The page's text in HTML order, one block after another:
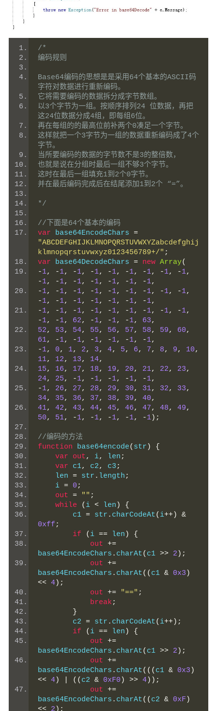
/*
编码规则
Base64编码的思想是是采用64个基本的ASCII码
字符对数据进行重新编码。
它将需要编码的数据拆分成字节数组。
以3个字节为一组。按顺序排列24 位数据，再把
这24位数据分成4组，即每组6位。
再在每组的的最高位前补两个0凑足一个字节。
这样就把一个3字节为一组的数据重新编码成了4个
字节。
当所要编码的数据的字节数不是3的整倍数，
也就是说在分组时最后一组不够3个字节。
这时在最后一组填充1到2个0字节。
并在最后编码完成后在结尾添加1到2个 “=”。
*/
//下面是64个基本的编码
var base64EncodeChars =
"ABCDEFGHIJKLMNOPQRSTUVWXYZabcdefghij
klmnopqrstuvwxyz0123456789+/" ;
var base64DecodeChars = new Array(
-1, -1, -1, -1, -1, -1, -1, -1, -1,
-1, -1, -1, -1, -1, -1, -1,
-1, -1, -1, -1, -1, -1, -1, -1, -1,
-1, -1, -1, -1, -1, -1, -1,
-1, -1, -1, -1, -1, -1, -1, -1, -1,
-1, -1, 62, -1, -1, -1, 63,
52, 53, 54, 55, 56, 57, 58, 59, 60,
61, -1, -1, -1, -1, -1, -1,
-1, 0, 1, 2, 3, 4, 5, 6, 7, 8, 9, 10,
11, 12, 13, 14,
15, 16, 17, 18, 19, 20, 21, 22, 23,
24, 25, -1, -1, -1, -1, -1,
-1, 26, 27, 28, 29, 30, 31, 32, 33,
34, 35, 36, 37, 38, 39, 40,
41, 42, 43, 44, 45, 46, 47, 48, 49,
50, 51, -1, -1, -1, -1, -1);
//编码的方法
function base64encode( str )
{
var
out, i, len;
var c1, c2, c3;
    len
= str . length;
    i
= 0;
out = "" ;
while
( i < len )
{
        c1
= str . charCodeAt( i++)
&
0xff;
if
( i == len )
{
out +=
base64EncodeChars . charAt( c1 >> 2 );
out +=
base64EncodeChars . charAt(( c1 & 0x3 )
<< 4);
out += "==" ;
break;
}
        c2
= str . charCodeAt( i++);
if
( i == len )
{
out +=
base64EncodeChars . charAt( c1 >> 2 );
out +=
base64EncodeChars . charAt((( c1 & 0x3 )
<< 4) (( c2 & 0xF0 ) >> 4));
out +=
base64EncodeChars . charAt(( c2 & 0xF )